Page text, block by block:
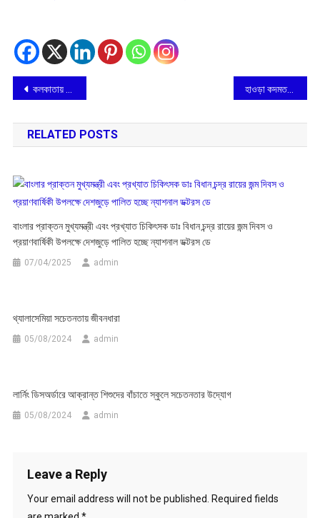
Post
navigation
কলকাতায় রথের দড়িতে টান দিলেন শিল্পীরা হাওড়া কদমতলায় প্রখ্যাত কিপফিট যোগা স্টুডিও, আনুষ্ঠানিক উদ্বোধন করলেন বলিউড অভিনেতা এবং ক্রীড়া ব্যক্তিত্ব অশোকরাজ বারুই
RELATED POSTS
বাংলার প্রাক্তন মুখ্যমন্ত্রী এবং প্রখ্যাত চিকিৎসক ডাঃ বিধান চন্দ্র রায়ের জন্ম দিবস ও
প্রয়াণবার্ষিকী উপলক্ষে দেশজুড়ে পালিত হচ্ছে ন্যাশনাল ডক্টরস ডে
07/04/2025 admin
থ্যালাসেমিয়া সচেতনতায় জীবনধারা
05/08/2024 admin
লার্নিং ডিসঅর্ডারে আক্রান্ত শিশুদের বাঁচাতে স্কুলে সচেতনতার উদ্যোগ
05/08/2024 admin
Leave a Reply
Your email address will not be published.
Required fields